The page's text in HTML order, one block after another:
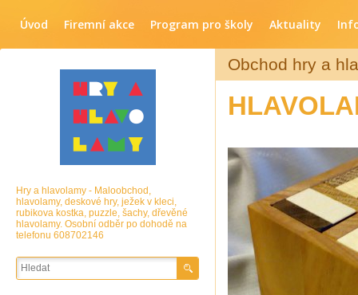
Úvod Firemní akce Program pro školy Aktuality
Obchod hry a
Hry a hlavolamy - Maloobchod,
hlavolamy, deskové hry, ježek v kleci,
rubikova kostka, puzzle, šachy, dřevěné
hlavolamy. Osobní odběr po dohodě na
telefonu 608702146